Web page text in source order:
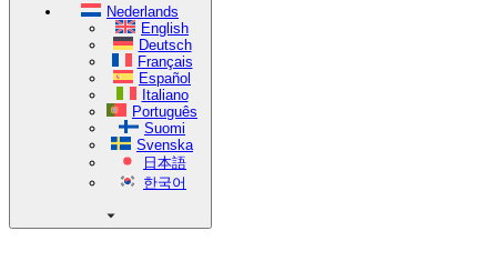
Nederlands
English
Deutsch
Français
Español
Italiano
Português
Suomi
Svenska
日本語
한국어